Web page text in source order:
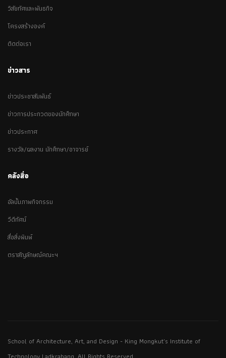
วิสัยทัศและพันธกิจ
โครงสร้างองค์
ติดต่อเรา
ข่าวสาร
ข่าวประชาสัมพันธ์
ข่าวการประกวดของนักศึกษา
ข่าวประกาศ
รางวัล/ผลงาน นักศึกษา/อาจารย์
คลังสื่อ
อัลบั้มภาพกิจกรรม
วีดีทัศน์
สื่อสิ่งพิมพ์
ตราสัญลักษณ์คณะฯ
School of Architecture, Art, and Design - King Mongkut's Institute of